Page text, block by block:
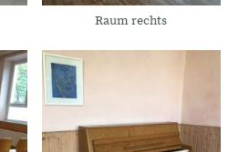
Raum rechts